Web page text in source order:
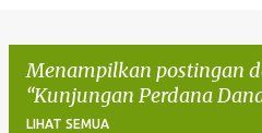
Menampilkan postingan
Kunjungan Perdana
LIHAT SEMUA